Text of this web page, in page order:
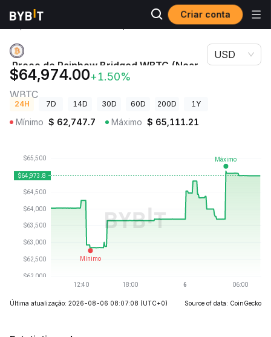
Criar conta
Preços de
Preço de Rainbow Bridged WBTC (Near
Preço de Rainbow Bridged WBTC (Near
Protocol)
WBTC
$64,974.00+1.50%
USD
24H 7D 14D 30D 60D 200D 1Y
Mínimo $ 62,747.7 Máximo $ 65,111.21
Última atualização: 2026-08-06 08:07:08 (UTC+0) Source of data: CoinGecko